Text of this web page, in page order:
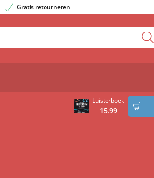
Gratis retourneren
Luisterboek
15,99